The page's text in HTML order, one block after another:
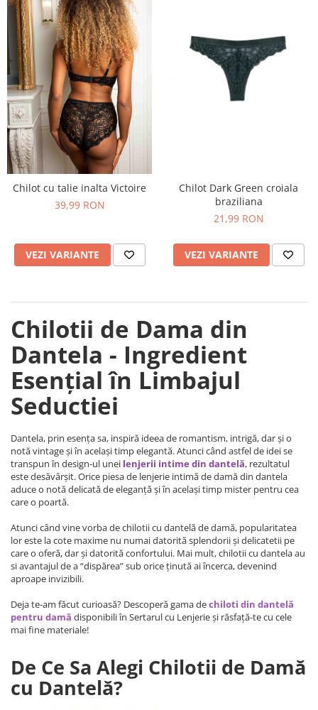
Chilot cu talie inalta Victoire
39,99 RON
VEZI VARIANTE
Chilot Dark Green croiala
braziliana
21,99 RON
VEZI VARIANTE
Chilotii de Dama din
Dantela - Ingredient
Esențial în Limbajul
Seductiei
Dantela, prin esența sa, inspiră ideea de romantism, intrigă, dar și o
notă vintage și în același timp elegantă. Atunci când astfel de idei se
transpun în design-ul unei lenjerii intime din dantelă, rezultatul
este desăvârșit. Orice piesa de lenjerie intimă de damă din dantela
aduce o notă delicată de eleganță și în același timp mister pentru cea
care o poartă.
Atunci când vine vorba de chilotii cu dantelă de damă, popularitatea
lor este la cote maxime nu numai datorită splendorii și delicatetii pe
care o oferă, dar și datorită confortului. Mai mult, chilotii cu dantela au
si avantajul de a “dispărea” sub orice ținută ai încerca, devenind
aproape invizibili.
Deja te-am făcut curioasă? Descoperă gama dechiloti din dantelă
pentru damă disponibili în Sertarul cu Lenjerie și răsfață-te cu cele
mai fine materiale!
De Ce Sa Alegi Chilotii de Damă
cu Dantelă?